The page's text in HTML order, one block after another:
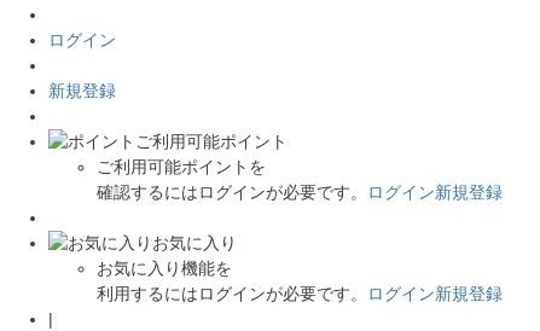
ログイン
新規登録
ご利用可能ポイント
ご利用可能ポイントを
確認するにはログインが必要です。
ログイン新規登録
お気に入り
お気に入り機能を
利用するにはログインが必要です。
ログイン新規登録
|